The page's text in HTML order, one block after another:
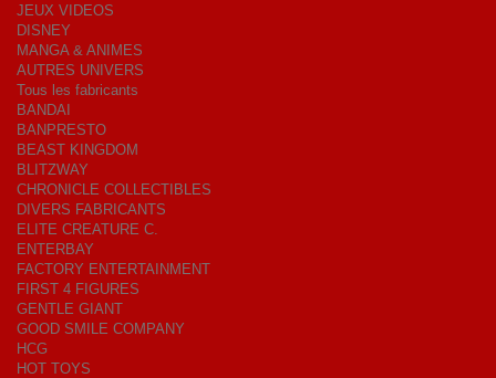
JEUX VIDEOS
DISNEY
MANGA & ANIMES
AUTRES UNIVERS
Tous les fabricants
BANDAI
BANPRESTO
BEAST KINGDOM
BLITZWAY
CHRONICLE COLLECTIBLES
DIVERS FABRICANTS
ELITE CREATURE C.
ENTERBAY
FACTORY ENTERTAINMENT
FIRST 4 FIGURES
GENTLE GIANT
GOOD SMILE COMPANY
HCG
HOT TOYS